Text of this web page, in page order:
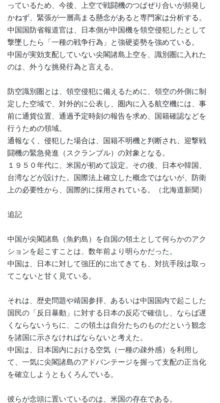
っているため、今後、上空で戦闘機のつばぜり合いが頻発し
かねず、緊張が一層高まる懸念があると専門家は分析する。
中国国防省報道官は、日本側が中国機を領空侵犯したとして
撃墜したら「一種の戦争行為」と強硬姿勢を強めている。
中国が実効支配していない尖閣諸島上空を、識別圏に入れた
のは、外うな挑発行為と言える。
防空識別圏とは、領空侵犯に備えるために、領空の外側に制
定した空域で、対外的に公表し、圏内に入る航空機には、事
前に通貨位置、通過予定時刻の報告を求め、国籍確認などを
行うための領域。
通報なく、侵犯した場合は、国籍不明機と判断され、迎撃戦
闘機の緊急発進（スクランブル）の対象となる。
１９５０年代に、米国が初めて設定。その後、日本や韓国、
台湾などが設けた。国際法上確立した概念ではないが、防衛
上の必要性から、国際的に採用されている。（北海道新聞）
追記
中国が尖閣諸島（魚釣島）を自国の領土として何らかのアク
ションを起こすことは、数年前より明らかだった。
中国は、日本に対して強圧的に出てきても、対抗手段は取っ
てこないと甘く見ている。
それは、歴史問題や靖国参拝、あるいは中国国内で起こした
国民の「反日暴動」に対する日本の反応で確信し、ならば遅
くならないうちに、この領土は自分たちのものだという観念
を諸国に示さなければならないと考えた。
中国は、日本国内における空気（一種の疎外感）を利用し
て、一気に尖閣諸島のアドバンテージを握って支配の正当化
を確立しようともくろんでいる。
彼らが念頭に置いているのは、米国の存在である。